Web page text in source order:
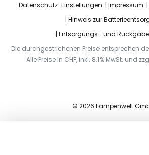
Datenschutz-Einstellungen Impressum
Hinweis zur
Entsorgungs- und
Die durchgestrichenen Preise entsprechen
Alle Preise in CHF, inkl. 8.1% MwSt. und
© 2026 Lampenwelt